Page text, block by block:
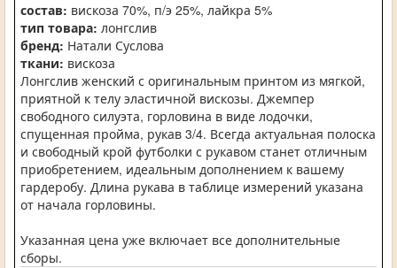
состав: вискоза 70%, п/э 25%, лайкра 5%
тип товара: лонгслив
бренд: Натали Суслова
ткани: вискоза
Лонгслив женский с оригинальным принтом из мягкой,
приятной к телу эластичной вискозы. Джемпер
свободного силуэта, горловина в виде лодочки,
спущенная пройма, рукав 3/4. Всегда актуальная полоска
и свободный крой футболки с рукавом станет отличным
приобретением, идеальным дополнением к вашему
гардеробу. Длина рукава в таблице измерений указана
от начала горловины.
Указанная цена уже включает все дополнительные
сборы.